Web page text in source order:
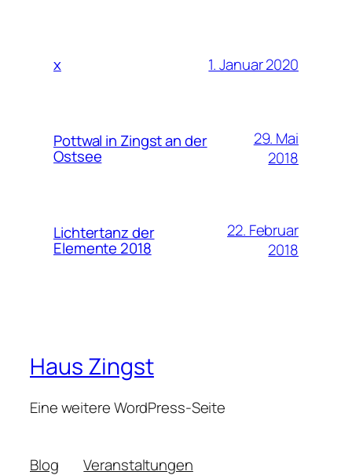
x 1. Januar 2020
Pottwal in Zingst an der
Ostsee
29. Mai
2018
Lichtertanz der
Elemente 2018
22. Februar
2018
Haus Zingst
Eine weitere WordPress-Seite
Blog
Veranstaltungen